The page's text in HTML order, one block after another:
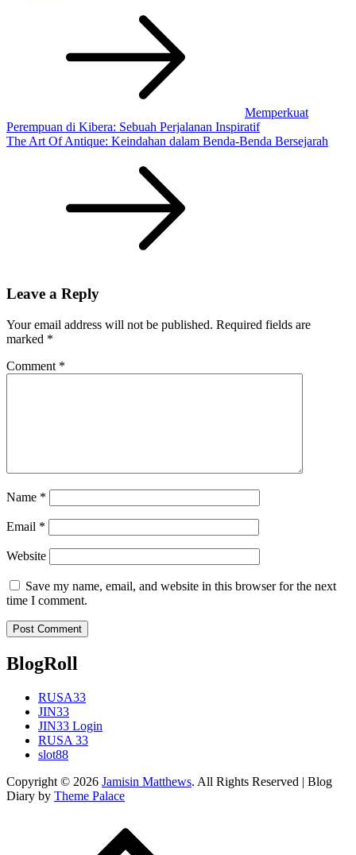
Memperkuat
Perempuan di Kibera: Sebuah Perjalanan Inspiratif
The Art Of Antique: Keindahan dalam Benda-Benda Bersejarah
Leave a Reply
Your email address will not be published. Required fields are
marked *
Comment *
Name *
Email *
Website
Save my name, email, and website in this browser for the next
time I comment.
BlogRoll
RUSA33
JIN33
JIN33 Login
RUSA 33
slot88
Copyright © 2026 Jamisin Matthews. All Rights Reserved | Blog
Diary by Theme Palace